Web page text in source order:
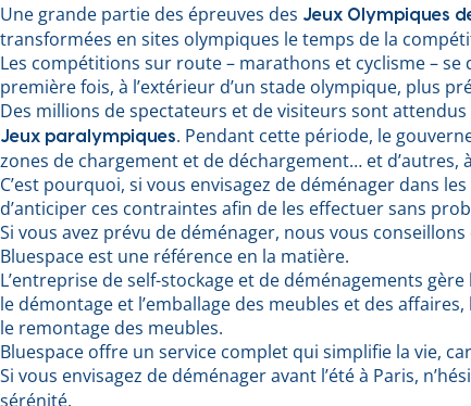
Une grande partie des épreuves des Jeux Olympiques
transformées en sites olympiques le temps de la
Les compétitions sur route – marathons et cyclisme –
première fois, à l’extérieur d’un stade olympique, plus
Des millions de spectateurs et de visiteurs sont attendus
Jeux paralympiques. Pendant cette période, le
zones de chargement et de déchargement… et
C’est pourquoi, si vous envisagez de déménager dans
d’anticiper ces contraintes afin de les effectuer sans
Si vous avez prévu de déménager, nous vous
Bluespace est une référence en la matière.
L’entreprise de self-stockage et de déménagements
le démontage et l’emballage des meubles et des
le remontage des meubles.
Bluespace offre un service complet qui simplifie la vie,
Si vous envisagez de déménager avant l’été à Paris,
sérénité.